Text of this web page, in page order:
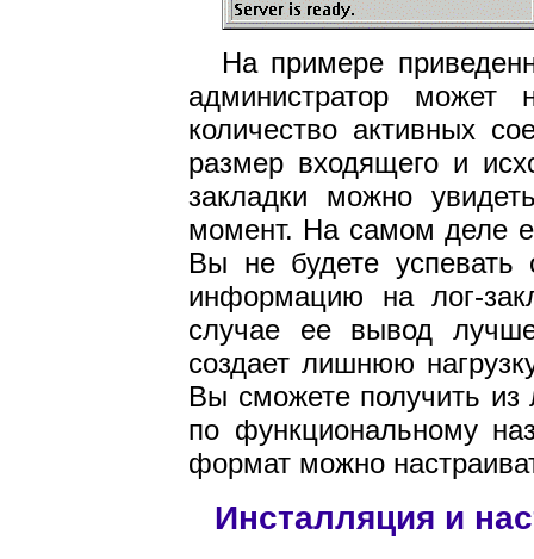
На примере
администратор может
количество активных
размер входящего и
закладки можно
момент. На самом деле
Вы не будете успевать
информацию на лог-
случае ее вывод
создает лишнюю
Вы сможете получить
по функциональному
формат можно
Инсталляция и